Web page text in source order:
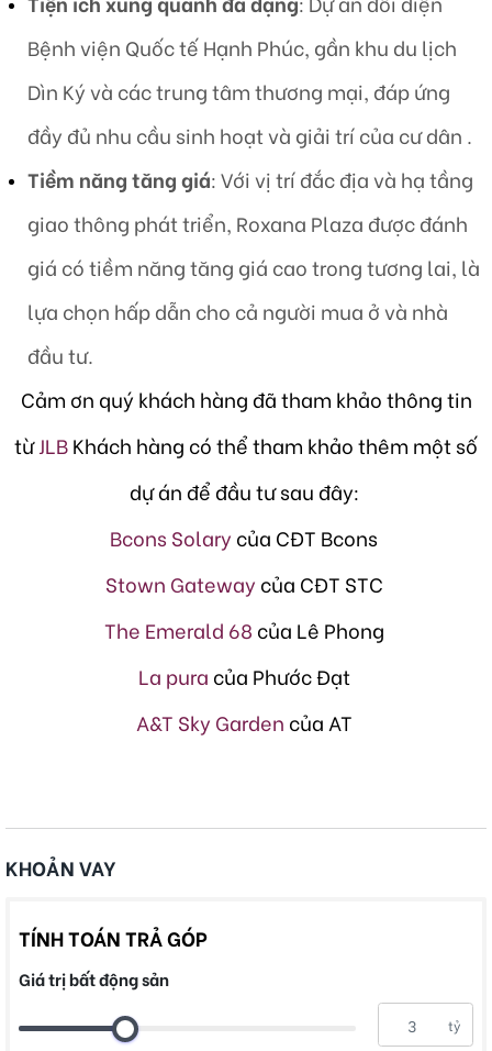
Bệnh viện Quốc tế Hạnh Phúc, gần khu du lịch
Dìn Ký và các trung tâm thương mại, đáp ứng
đầy đủ nhu cầu sinh hoạt và giải trí của cư dân .
Tiềm năng tăng giá: Với vị trí đắc địa và hạ tầng
giao thông phát triển, Roxana Plaza được đánh
giá có tiềm năng tăng giá cao trong tương lai, là
lựa chọn hấp dẫn cho cả người mua ở và nhà
đầu tư.
Cảm ơn quý khách hàng đã tham khảo thông tin
từJLBKhách hàng có thể tham khảo thêm một số
dự án để đầu tư sau đây:
Bcons Solary của CĐT Bcons
Stown Gateway của CĐT STC
The Emerald 68 của Lê Phong
La pura của Phước Đạt
A&T Sky Garden của AT
KHOẢN VAY
TÍNH TOÁN TRẢ GÓP
Giá trị bất động sản
tỷ